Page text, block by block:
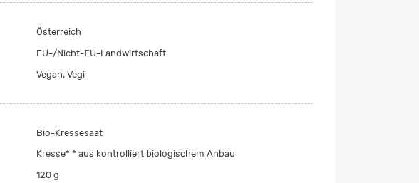
Österreich
EU-/Nicht-EU-Landwirtschaft
Vegan, Vegi
Bio-Kressesaat
Kresse* * aus kontrolliert biologischem Anbau
120 g